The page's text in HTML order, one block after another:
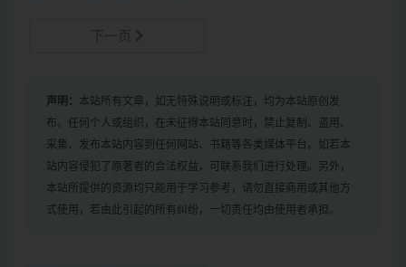
声明： 本站所有文章，如无特殊说明或标注，均为本站原创发
布。任何个人或组织，在未征得本站同意时，禁止复制、盗用、
采集、发布本站内容到任何网站、书籍等各类媒体平台。如若本
站内容侵犯了原著者的合法权益，可联系我们进行处理。另外，
本站所提供的资源均只能用于学习参考，请勿直接商用或其他方
式使用，若由此引起的所有纠纷，一切责任均由使用者承担。